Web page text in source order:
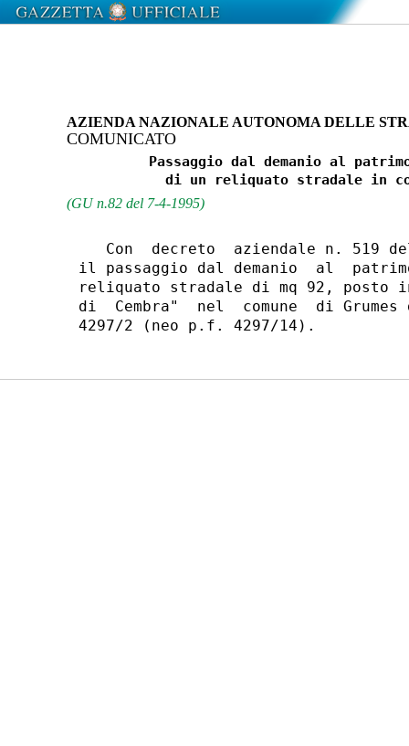
AZIENDA NAZIONALE AUTONOMA DELLE
COMUNICATO
Passaggio dal demanio al
(GU n.82 del 7-4-1995)
Con  decreto  aziendale n. 519
il passaggio dal demanio  al
reliquato stradale di mq 92,
di  Cembra"  nel  comune  di